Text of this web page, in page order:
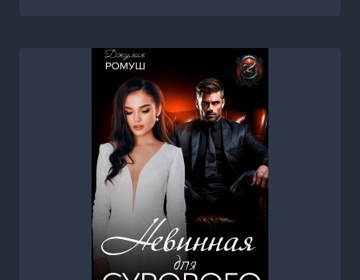
ШИКОВА